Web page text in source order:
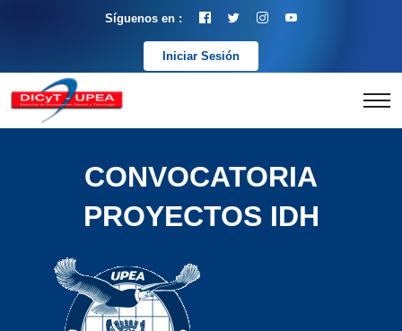
Síguenos en :
Iniciar Sesión
CONVOCATORIA
PROYECTOS IDH